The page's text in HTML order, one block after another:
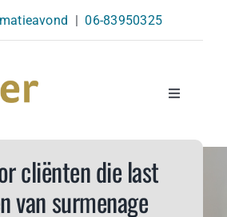
| 06-83950325
Toggle
Agenda
cliënten die last
van surmenage